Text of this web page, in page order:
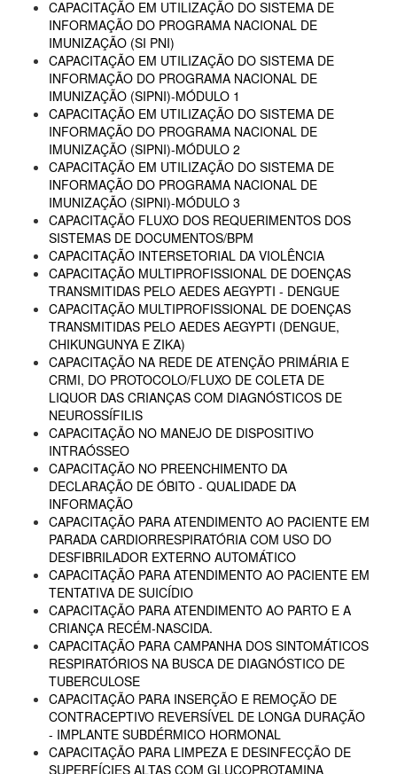
CAPACITAÇÃO EM UTILIZAÇÃO DO SISTEMA DE
INFORMAÇÃO DO PROGRAMA NACIONAL DE
IMUNIZAÇÃO (SI PNI)
CAPACITAÇÃO EM UTILIZAÇÃO DO SISTEMA DE
INFORMAÇÃO DO PROGRAMA NACIONAL DE
IMUNIZAÇÃO (SIPNI)-MÓDULO 1
CAPACITAÇÃO EM UTILIZAÇÃO DO SISTEMA DE
INFORMAÇÃO DO PROGRAMA NACIONAL DE
IMUNIZAÇÃO (SIPNI)-MÓDULO 2
CAPACITAÇÃO EM UTILIZAÇÃO DO SISTEMA DE
INFORMAÇÃO DO PROGRAMA NACIONAL DE
IMUNIZAÇÃO (SIPNI)-MÓDULO 3
CAPACITAÇÃO FLUXO DOS REQUERIMENTOS DOS
SISTEMAS DE DOCUMENTOS/BPM
CAPACITAÇÃO INTERSETORIAL DA VIOLÊNCIA
CAPACITAÇÃO MULTIPROFISSIONAL DE DOENÇAS
TRANSMITIDAS PELO AEDES AEGYPTI - DENGUE
CAPACITAÇÃO MULTIPROFISSIONAL DE DOENÇAS
TRANSMITIDAS PELO AEDES AEGYPTI (DENGUE,
CHIKUNGUNYA E ZIKA)
CAPACITAÇÃO NA REDE DE ATENÇÃO PRIMÁRIA E
CRMI, DO PROTOCOLO/FLUXO DE COLETA DE
LIQUOR DAS CRIANÇAS COM DIAGNÓSTICOS DE
NEUROSSÍFILIS
CAPACITAÇÃO NO MANEJO DE DISPOSITIVO
INTRAÓSSEO
CAPACITAÇÃO NO PREENCHIMENTO DA
DECLARAÇÃO DE ÓBITO - QUALIDADE DA
INFORMAÇÃO
CAPACITAÇÃO PARA ATENDIMENTO AO PACIENTE EM
PARADA CARDIORRESPIRATÓRIA COM USO DO
DESFIBRILADOR EXTERNO AUTOMÁTICO
CAPACITAÇÃO PARA ATENDIMENTO AO PACIENTE EM
TENTATIVA DE SUICÍDIO
CAPACITAÇÃO PARA ATENDIMENTO AO PARTO E A
CRIANÇA RECÉM-NASCIDA.
CAPACITAÇÃO PARA CAMPANHA DOS SINTOMÁTICOS
RESPIRATÓRIOS NA BUSCA DE DIAGNÓSTICO DE
TUBERCULOSE
CAPACITAÇÃO PARA INSERÇÃO E REMOÇÃO DE
CONTRACEPTIVO REVERSÍVEL DE LONGA DURAÇÃO
- IMPLANTE SUBDÉRMICO HORMONAL
CAPACITAÇÃO PARA LIMPEZA E DESINFECÇÃO DE
SUPERFÍCIES ALTAS COM GLUCOPROTAMINA